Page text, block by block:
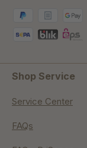
Shop Service
Service Center
FAQs